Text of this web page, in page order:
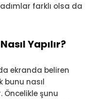
farklı olsa da
Yapılır?
ekranda beliren
bunu nasıl
şunu